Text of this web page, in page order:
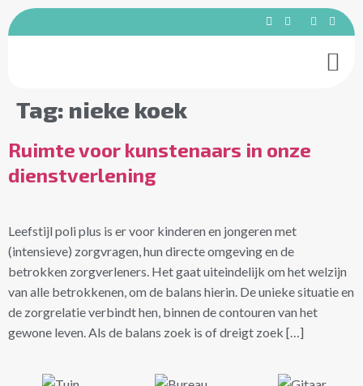
Tag: nieke koek
Ruimte voor kunstenaars in onze
dienstverlening
Leefstijl poli plus is er voor kinderen en jongeren met
(intensieve) zorgvragen, hun directe omgeving en de
betrokken zorgverleners. Het gaat uiteindelijk om het welzijn
van alle betrokkenen, om de balans hierin. De unieke situatie en
de zorgrelatie verbindt hen, binnen de contouren van het
gewone leven. Als de balans zoek is of dreigt zoek […]